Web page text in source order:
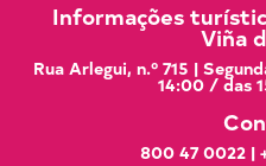
Informações
Viña
Rua Arlegui, n.º 715 |
14:00 / das
800 47 0022 |